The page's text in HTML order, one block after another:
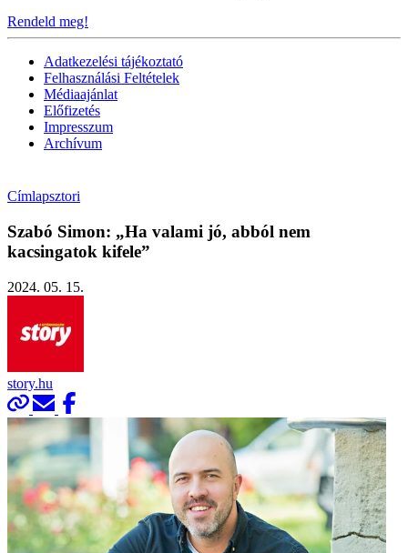
Rendeld meg!
Adatkezelési tájékoztató
Felhasználási Feltételek
Médiaajánlat
Előfizetés
Impresszum
Archívum
Címlapsztori
Szabó Simon: „Ha valami jó, abból nem
kacsingatok kifele”
2024. 05. 15.
story.hu